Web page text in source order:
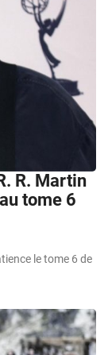
R. Martin
tome 6
le tome 6 de